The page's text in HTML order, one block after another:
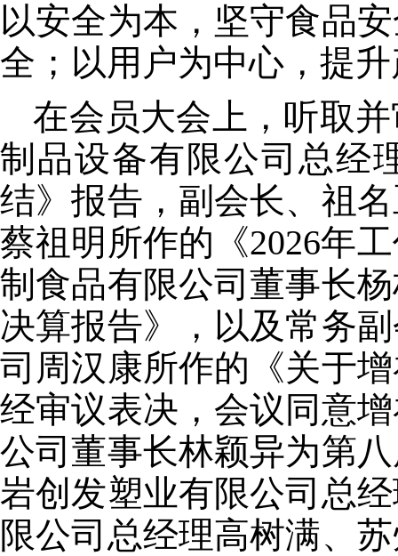
以安全为本，坚守食品
全；以用户为中心，提
在会员大会上，听取
制品设备有限公司总经
结》报告，副会长、祖
蔡祖明所作的《2026年
制食品有限公司董事长
决算报告》，以及常务
司周汉康所作的《关于
经审议表决，会议同意
公司董事长林颖异为第
岩创发塑业有限公司总
限公司总经理高树满、